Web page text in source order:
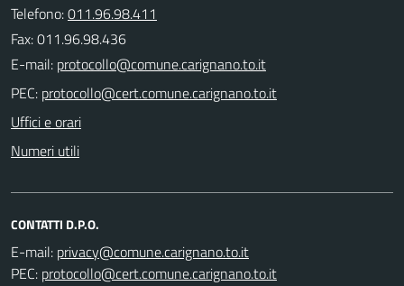
Telefono:011.96.98.411
Fax: 011.96.98.436
E-mail:
PEC:
Uffici e orari
Numeri utili
CONTATTI D.P.O.
E-mail:
PEC: